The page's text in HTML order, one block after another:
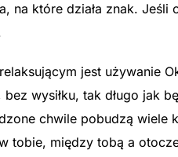
na które działa znak. Jeśli
jest używanie
wysiłku, tak długo jak
chwile pobudzą
tobie, między tobą a